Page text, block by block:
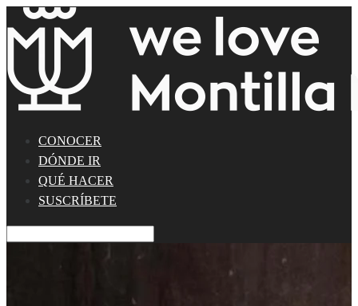
CONOCER
DÓNDE IR
QUÉ HACER
SUSCRÍBETE